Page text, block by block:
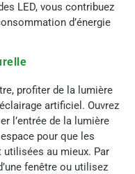
LED, vous contribuez
d’énergie
profiter de la lumière
artificiel. Ouvrez
l’entrée de la lumière
pour que les
au mieux. Par
fenêtre ou utilisez